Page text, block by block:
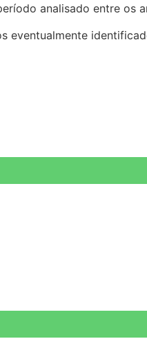
analisado entre os
eventualmente